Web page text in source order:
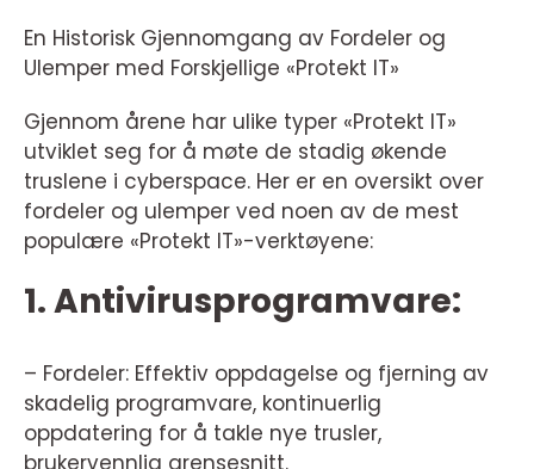
En Historisk Gjennomgang av Fordeler og
Ulemper med Forskjellige «Protekt IT»
Gjennom årene har ulike typer «Protekt IT»
utviklet seg for å møte de stadig økende
truslene i cyberspace. Her er en oversikt over
fordeler og ulemper ved noen av de mest
populære «Protekt IT»-verktøyene:
1. Antivirusprogramvare:
– Fordeler: Effektiv oppdagelse og fjerning av
skadelig programvare, kontinuerlig
oppdatering for å takle nye trusler,
brukervennlig grensesnitt.